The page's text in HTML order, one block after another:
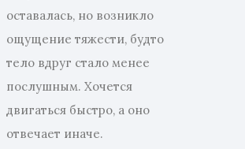
оставалась, но возникло
ощущение тяжести, будто
тело вдруг стало менее
послушным. Хочется
двигаться быстро, а оно
отвечает иначе.